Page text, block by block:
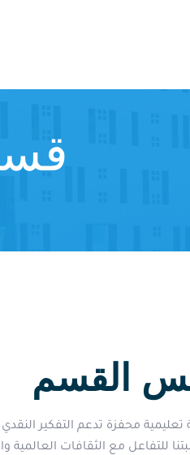
القسم
محفزة تدعم التفكير
للتفاعل مع الثقافات العالمية